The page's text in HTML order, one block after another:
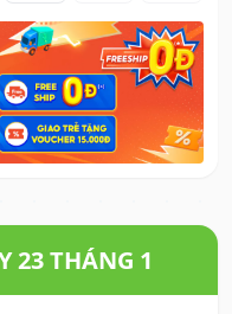
23 THÁNG 1